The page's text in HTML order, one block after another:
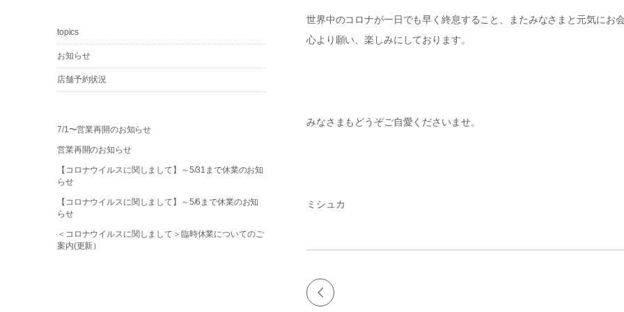
世界中のコロナが一日でも早く終息すること、またみなさまと元気にお
心より願い、楽しみにしております。
みなさまもどうぞご自愛くださいませ。
ミシュカ
topics
お知らせ
店舗予約状況
7/1〜営業再開のお知らせ
営業再開のお知らせ
【コロナウイルスに関しまして】～5/31まで休業のお知
らせ
【コロナウイルスに関しまして】～5/6まで休業のお知
らせ
＜コロナウイルスに関しまして＞臨時休業についてのご
案内(更新）